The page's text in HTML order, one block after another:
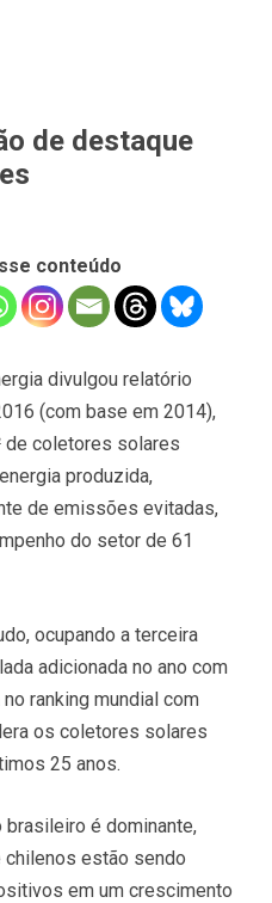
de destaque
conteúdo
divulgou relatório
(com base em 2014),
de coletores solares
produzida,
de emissões evitadas,
do setor de 61
ocupando a terceira
adicionada no ano com
ranking mundial com
os coletores solares
25 anos.
brasileiro é dominante,
estão sendo
em um crescimento